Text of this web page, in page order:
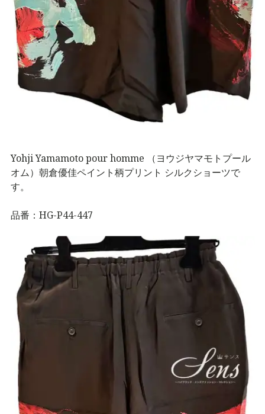
Yohji Yamamoto pour homme （ヨウジヤマモトプール
オム）朝倉優佳ペイント柄プリント シルクショーツで
す。
品番：HG-P44-447